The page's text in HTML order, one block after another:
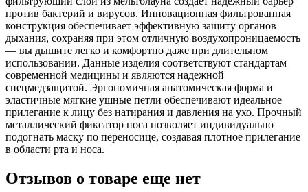
против бактерий и вирусов. Инновационная фильтрованная
конструкция обеспечивает эффективную защиту органов
дыхания, сохраняя при этом отличную воздухопроницаемость
— вы дышите легко и комфортно даже при длительном
использовании. Данные изделия соответствуют стандартам
современной медицины и являются надежной
спецмедзащитой. Эргономичная анатомическая форма и
эластичные мягкие ушные петли обеспечивают идеальное
прилегание к лицу без натирания и давления на ухо. Прочный
металлический фиксатор носа позволяет индивидуально
подогнать маску по переносице, создавая плотное прилегание
в области рта и носа.
Отзывов о товаре еще нет